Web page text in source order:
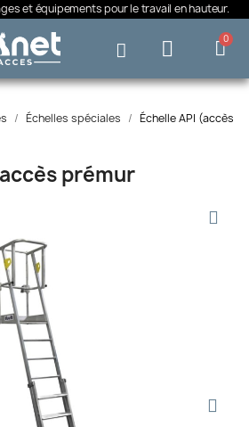
et équipements pour le travail en hauteur.
Échelles spéciales
Échelle API (accès
prémur